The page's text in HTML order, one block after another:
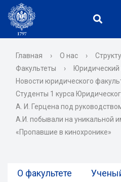
Главная › О нас ›
Факультеты
› Юридический
Новости юридического
Студенты 1 курса
А. И. Герцена под
А.И. побывали на уникальной
«Пропавшие в кинохронике»
О факультете